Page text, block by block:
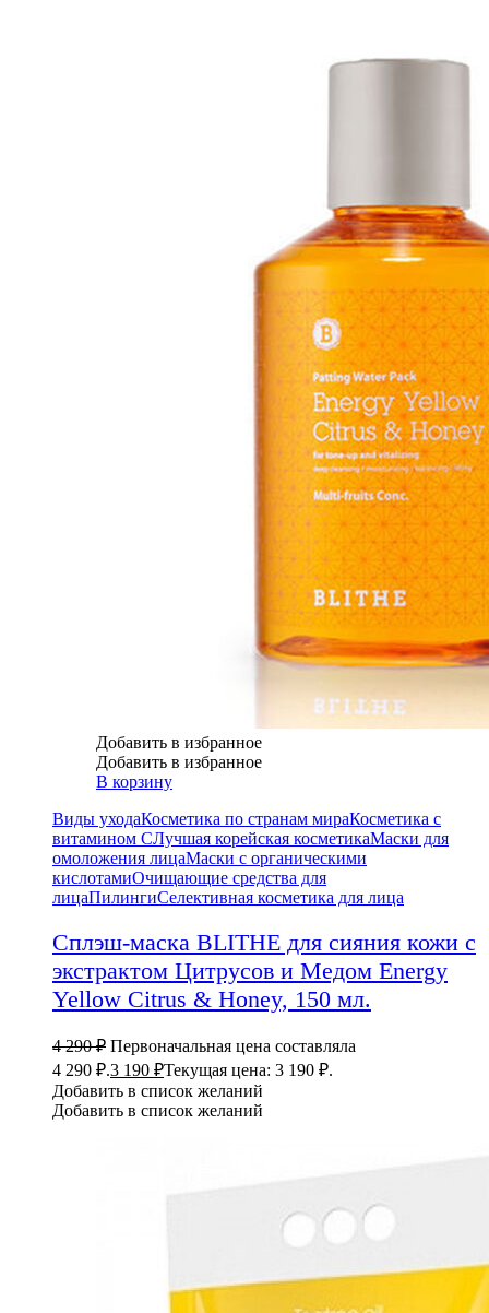
Добавить в избранное
Добавить в избранное
В корзину
Виды уходаКосметика по странам мираКосметика с
витамином СЛучшая корейская косметикаМаски для
омоложения лицаМаски с органическими
кислотамиОчищающие средства для
лицаПилингиСелективная косметика для лица
Сплэш-маска BLITHE для сияния кожи с
экстрактом Цитрусов и Медом Energy
Yellow Citrus & Honey, 150 мл.
4 290₽ Первоначальная цена составляла
4 290 ₽.3 190 ₽Текущая цена: 3 190 ₽.
Добавить в список желаний
Добавить в список желаний